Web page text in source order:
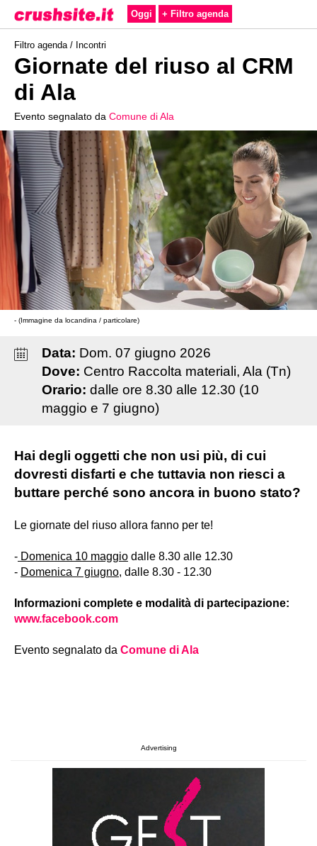
Oggi + Filtro agenda
Filtro agenda / Incontri
Giornate del riuso al CRM
di Ala
Evento segnalato da Comune di Ala
- (Immagine da locandina / particolare)
Data: Dom. 07 giugno 2026
Dove: Centro Raccolta materiali, Ala (Tn)
Orario: dalle ore 8.30 alle 12.30 (10
maggio e 7 giugno)
Hai degli oggetti che non usi più, di cui
dovresti disfarti e che tuttavia non riesci a
buttare perché sono ancora in buono stato?
Le giornate del riuso allora fanno per te!
- Domenica 10 maggio dalle 8.30 alle 12.30
- Domenica 7 giugno, dalle 8.30 - 12.30
Informazioni complete e modalità di partecipazione:
www.facebook.com
Evento segnalato da Comune di Ala
Advertising